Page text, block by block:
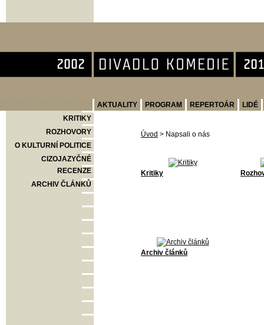
AKTUALITY PROGRAM REPERTOÁR
LIDÉ
KRITIKY
ROZHOVORY
O KULTURNÍ POLITICE
CIZOJAZYČNÉ
RECENZE
ARCHIV ČLÁNKŮ
Úvod > Napsali o nás
Kritiky
Archiv článků